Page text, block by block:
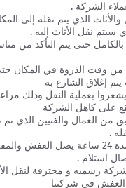
الشركة .
الذي يتم نقله إلى
سيتم نقل الأثاث إليه .
حتى يتم التأكد من
من وقت الذروة في المكان
إغلاق الشارع به
بعملية النقل وذلك
على كاهل الشركة
من العمال والفنيين الذي تم
.
خلال ساعات أو مدة 24 ساعة يصل
استلام .
رسميه و محترفة لنقل
العفش في شركتنا